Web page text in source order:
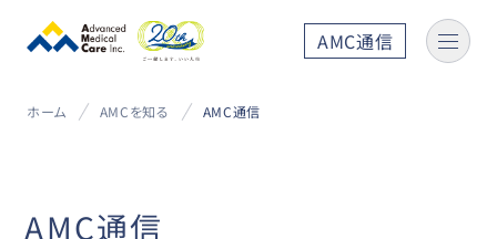
AMC通信
ホーム AMCを知る AMC通信
AMC通信